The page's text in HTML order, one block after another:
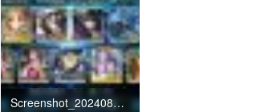
Screenshot_20240804_195740_FateGO.jpg